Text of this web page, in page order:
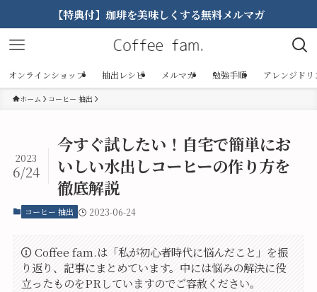
【特典付】珈琲を美味しくする無料メルマガ
オンラインショップ 抽出レシピ メルマガ 勉強手順 アレンジドリ
ホーム コーヒー 抽出
今すぐ試したい！自宅で簡単にお
いしい水出しコーヒーの作り方を
徹底解説
2023
6/24
コーヒー 抽出 2023-06-24
Coffee fam.は「私が初心者時代に悩んだこと」を振
り返り、記事にまとめています。中には悩みの解決に役
立ったものをPRしていますのでご容赦ください。